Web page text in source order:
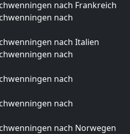
nach Frankreich
nach
nach Italien
nach
nach
nach
nach Norwegen